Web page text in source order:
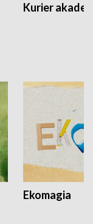
Kurier
Ekomagia